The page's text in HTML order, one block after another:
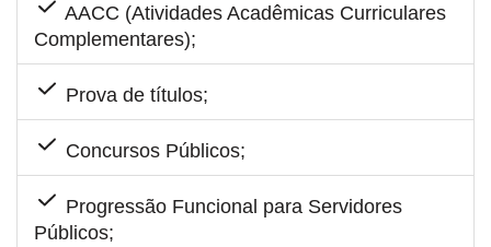
AACC (Atividades Acadêmicas Curriculares
Complementares);
Prova de títulos;
Concursos Públicos;
Progressão Funcional para Servidores
Públicos;